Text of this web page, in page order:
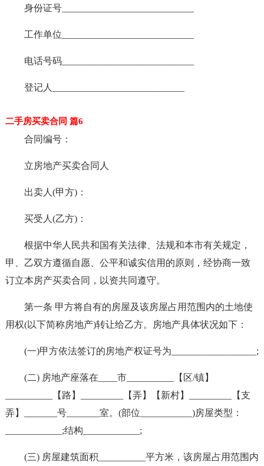
身份证号____________________________
工作单位____________________________
电话号码____________________________
登记人____________________________
二手房买卖合同 篇6
合同编号：
立房地产买卖合同人
出卖人(甲方)：
买受人(乙方)：
根据中华人民共和国有关法律、法规和本市有关规定，
甲、乙双方遵循自愿、公平和诚实信用的原则，经协商一致
订立本房产买卖合同，以资共同遵守。
第一条 甲方将自有的房屋及该房屋占用范围内的土地使
用权(以下简称房地产)转让给乙方。房地产具体状况如下：
(一)甲方依法签订的房地产权证号为__________________;
(二) 房地产座落在____市__________【区/镇】
__________【路】_________【弄】【新村】_________【支
弄】_______号_______室。(部位___________)房屋类型：
____________;结构____________;
(三) 房屋建筑面积__________平方米，该房屋占用范围内